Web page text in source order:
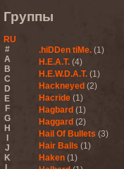
Группы
RU
#
A
B
C
D
E
F
G
H
J
K
.hiDDen tiMe. (1)
H.E.A.T. (4)
H.E.W.D.A.T. (1)
Hackneyed (2)
Hacride (1)
Hagbard (1)
Haggard (2)
Hail Of Bullets (3)
Hair Balls (1)
Haken (1)